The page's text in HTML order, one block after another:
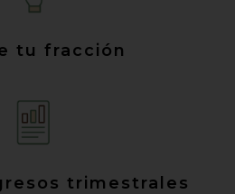
tu fracción
trimestrales